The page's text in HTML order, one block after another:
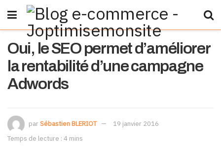
Oui, le SEO permet d’améliorer
la rentabilité d’une campagne
Adwords
parSébastien BLERIOT
19 janvier 2016
Temps de lecture : 4 mins